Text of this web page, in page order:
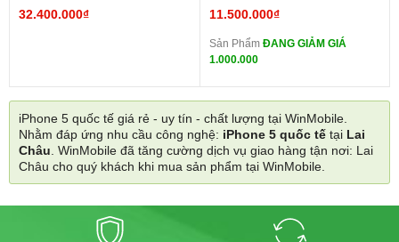
32.400.000₫
11.500.000₫
Sản Phẩm ĐANG GIẢM GIÁ
1.000.000
iPhone 5 quốc tế giá rẻ - uy tín - chất lượng tại WinMobile.
Nhằm đáp ứng nhu cầu công nghệ: iPhone 5 quốc tế tại Lai
Châu. WinMobile đã tăng cường dịch vụ giao hàng tận nơi: Lai
Châu cho quý khách khi mua sản phẩm tại WinMobile.